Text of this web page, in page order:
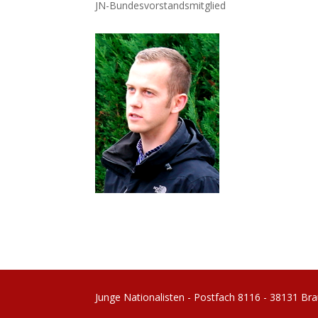
JN-Bundesvorstandsmitglied
Junge Nationalisten - Postfach 8116 - 38131